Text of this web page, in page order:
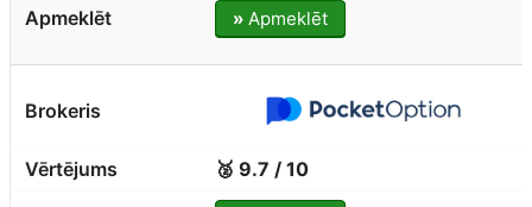
»Apmeklēt
🥈 9.7 / 10